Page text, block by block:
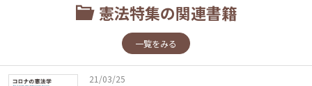
憲法特集の関連書籍
一覧をみる
21/03/25